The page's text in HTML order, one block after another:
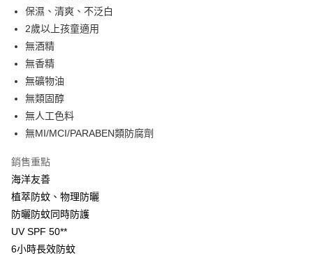
Apple Pay
街口支付
悠遊付
Google Pay
AFTEE先享後付
相關說明
AFTEE先享後付是「在收到商品之後才付款」的支付方式。 讓您購物簡單
便利好安心！
１．簡單：不需註冊會員、不需綁卡、不需儲值。
２．便利：只要手機號碼，簡訊認證，即可結帳。
３．安心：先確認商品／服務後，再付款。
１．於結帳方式選擇「AFTEE先享後付」後，將跳轉至「AFTEE先享後付」
即享券
運送方式
全家取貨付款
每筆NT$65，滿NT$390(含以上)免運費
保濕、清爽、不泛白
2歲以上孩童適用
無酒精
無香精
無礦物油
無類固醇
無人工色料
無MI/MCI/PARABEN類防腐劑
銷售重點
海洋友善
植萃防蚊、物理防曬
防曬防蚊同時防護
UV SPF 50**
6小時長效防蚊